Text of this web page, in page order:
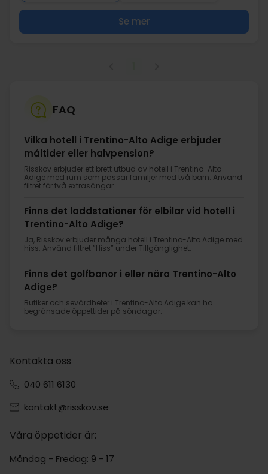
Se mer
FAQ
Vilka hotell i Trentino-Alto Adige erbjuder
måltider eller halvpension?
Risskov erbjuder ett brett utbud av hotell i Trentino-Alto
Adige med rum som passar familjer med två barn. Använd
filtret för två extrasängar.
Finns det laddstationer för elbilar vid hotell i
Trentino-Alto Adige?
Ja, Risskov erbjuder många hotell i Trentino-Alto Adige med
hiss. Använd filtret ”Hiss” under Tillgänglighet.
Finns det golfbanor i eller nära Trentino-Alto
Adige?
Butiker och sevärdheter i Trentino-Alto Adige kan ha
begränsade öppettider på söndagar.
Kontakta oss
040 611 6130
kontakt@risskov.se
Våra öppetider är:
Måndag - Fredag: 9 - 17